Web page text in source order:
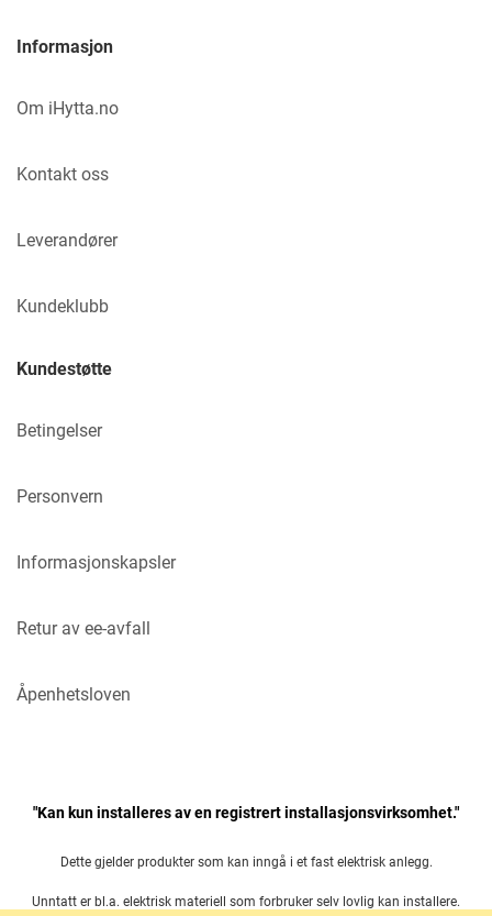
Informasjon
Om iHytta.no
Kontakt oss
Leverandører
Kundeklubb
Kundestøtte
Betingelser
Personvern
Informasjonskapsler
Retur av ee-avfall
Åpenhetsloven
"Kan kun installeres av en registrert installasjonsvirksomhet."
Dette gjelder produkter som kan inngå i et fast elektrisk anlegg.
Unntatt er bl.a. elektrisk materiell som forbruker selv lovlig kan installere.